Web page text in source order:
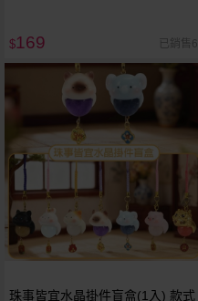
$169 已銷售6
珠事皆宜水晶掛件盲盒(1入) 款式